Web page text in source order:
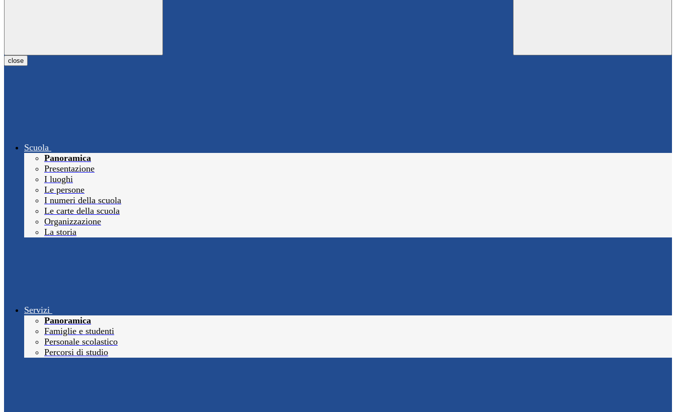
close
Scuola
Panoramica
Presentazione
I luoghi
Le persone
I numeri della scuola
Le carte della scuola
Organizzazione
La storia
Servizi
Panoramica
Famiglie e studenti
Personale scolastico
Percorsi di studio